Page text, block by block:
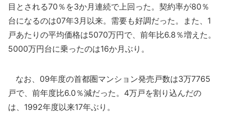
目とされる70％を3か月連続で上回った。契約率が80％
台になるのは07年3月以来。需要も好調だった。また、1
戸あたりの平均価格は5070万円で、前年比6.8％増えた。
5000万円台に乗ったのは16か月ぶり。
なお、09年度の首都圏マンション発売戸数は3万7765
戸で、前年度比6.0％減だった。4万戸を割り込んだの
は、1992年度以来17年ぶり。